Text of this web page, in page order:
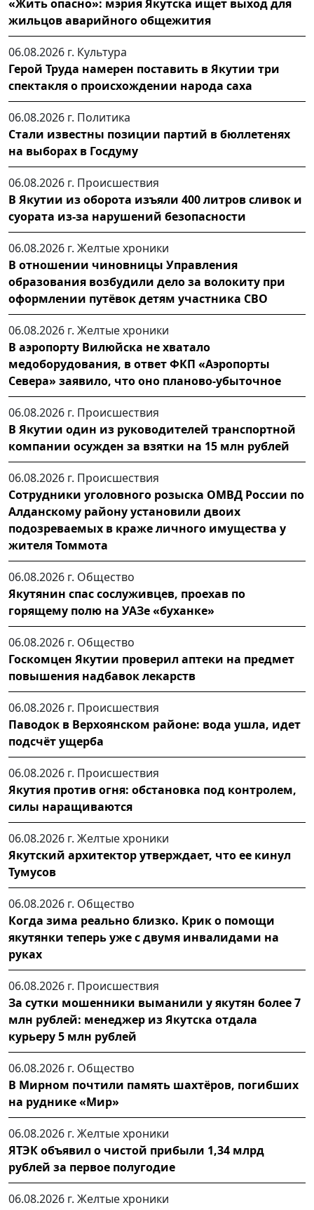
«Жить опасно»: мэрия Якутска ищет выход для
жильцов аварийного общежития
06.08.2026 г. Культура
Герой Труда намерен поставить в Якутии три
спектакля о происхождении народа саха
06.08.2026 г. Политика
Стали известны позиции партий в бюллетенях
на выборах в Госдуму
06.08.2026 г. Происшествия
В Якутии из оборота изъяли 400 литров сливок и
суората из-за нарушений безопасности
06.08.2026 г. Желтые хроники
В отношении чиновницы Управления
образования возбудили дело за волокиту при
оформлении путёвок детям участника СВО
06.08.2026 г. Желтые хроники
В аэропорту Вилюйска не хватало
медоборудования, в ответ ФКП «Аэропорты
Севера» заявило, что оно планово-убыточное
06.08.2026 г. Происшествия
В Якутии один из руководителей транспортной
компании осужден за взятки на 15 млн рублей
06.08.2026 г. Происшествия
Сотрудники уголовного розыска ОМВД России по
Алданскому району установили двоих
подозреваемых в краже личного имущества у
жителя Томмота
06.08.2026 г. Общество
Якутянин спас сослуживцев, проехав по
горящему полю на УАЗе «буханке»
06.08.2026 г. Общество
Госкомцен Якутии проверил аптеки на предмет
повышения надбавок лекарств
06.08.2026 г. Происшествия
Паводок в Верхоянском районе: вода ушла, идет
подсчёт ущерба
06.08.2026 г. Происшествия
Якутия против огня: обстановка под контролем,
силы наращиваются
06.08.2026 г. Желтые хроники
Якутский архитектор утверждает, что ее кинул
Тумусов
06.08.2026 г. Общество
Когда зима реально близко. Крик о помощи
якутянки теперь уже с двумя инвалидами на
руках
06.08.2026 г. Происшествия
За сутки мошенники выманили у якутян более 7
млн рублей: менеджер из Якутска отдала
курьеру 5 млн рублей
06.08.2026 г. Общество
В Мирном почтили память шахтёров, погибших
на руднике «Мир»
06.08.2026 г. Желтые хроники
ЯТЭК объявил о чистой прибыли 1,34 млрд
рублей за первое полугодие
06.08.2026 г. Желтые хроники